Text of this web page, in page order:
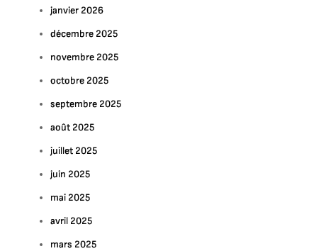
janvier 2026
décembre 2025
novembre 2025
octobre 2025
septembre 2025
août 2025
juillet 2025
juin 2025
mai 2025
avril 2025
mars 2025